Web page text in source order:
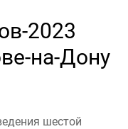
2023
на-Дону
шестой